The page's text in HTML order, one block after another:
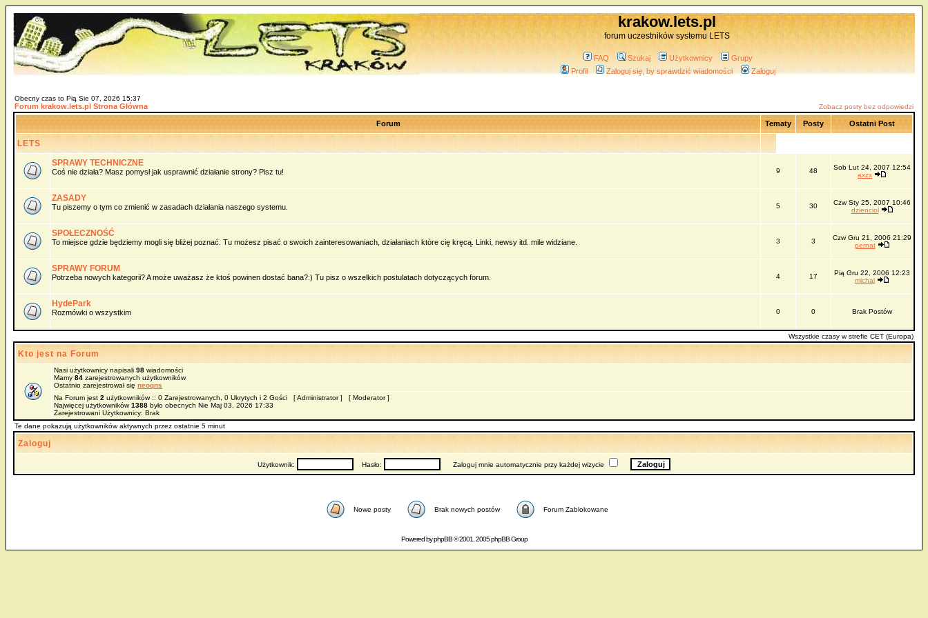
krakow.lets.pl
forum uczestników systemu LETS
FAQ Szukaj Użytkownicy
Grupy
Profil
Zaloguj się, by sprawdzić wiadomości Zaloguj
Obecny czas to Pią Sie 07, 2026 15:37
Forum krakow.lets.pl Strona Główna Zobacz posty bez odpowiedzi
Forum Tematy Posty Ostatni Post
LETS
SPRAWY TECHNICZNE
Coś nie działa? Masz pomysł jak usprawnić działanie strony? Pisz tu! 9 48
Sob Lut 24, 2007 12:54
axzx
ZASADY
Tu piszemy o tym co zmienić w zasadach działania naszego systemu. 5 30
Czw Sty 25, 2007 10:46
dzienciol
SPOŁECZNOŚĆ
To miejsce gdzie będziemy mogli się bliżej poznać. Tu możesz pisać o swoich zainteresowaniach, działaniach które cię kręcą. Linki, newsy itd. mile widziane. 3 3
Czw Gru 21, 2006 21:29
pernat
SPRAWY FORUM
Potrzeba nowych kategorii? A może uważasz że ktoś powinen dostać bana?:) Tu pisz o wszelkich postulatach dotyczących forum. 4 17
Pią Gru 22, 2006 12:23
michal
HydePark
Rozmówki o wszystkim 0 0 Brak Postów
Wszystkie czasy w strefie CET (Europa)
Kto jest na Forum
Nasi użytkownicy napisali 98 wiadomości
Mamy 84 zarejestrowanych użytkowników
Ostatnio zarejestrował się neoqns
Na Forum jest 2 użytkowników :: 0 Zarejestrowanych, 0 Ukrytych i 2 Gości [Administrator] [ Moderator]
Najwięcej użytkowników1388 było obecnych Nie Maj 03, 2026 17:33
Zarejestrowani Użytkownicy: Brak
Te dane pokazują użytkowników aktywnych przez ostatnie 5 minut
Zaloguj
Użytkownik: Hasło: Zaloguj mnie automatycznie przy każdej wizycie
Nowe posty Brak nowych postów Forum Zablokowane
Powered byphpBB© 2001, 2005 phpBB Group